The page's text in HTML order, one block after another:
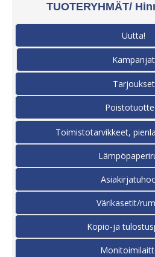
TUOTERYHMÄT/
Uutta!
Kampanjat
Tarjoukset
Toimistotarvikkeet,
Värikasetit/
Kopio-ja